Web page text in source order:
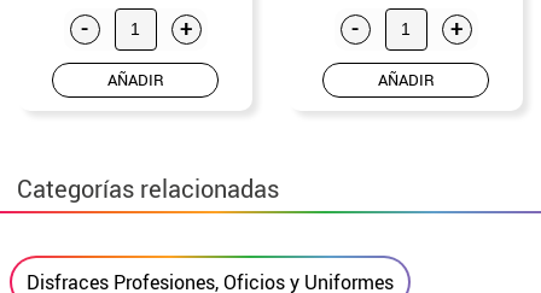
- +
AÑADIR
- +
AÑADIR
Categorías relacionadas
Disfraces Profesiones, Oficios y Uniformes